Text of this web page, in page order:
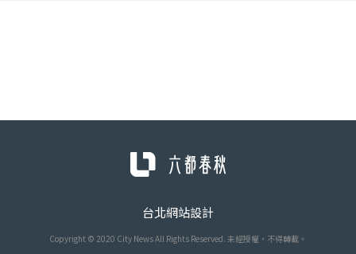
台北網站設計
Copyright © 2020 City News All Rights Reserved. 未經授權，不得轉載。